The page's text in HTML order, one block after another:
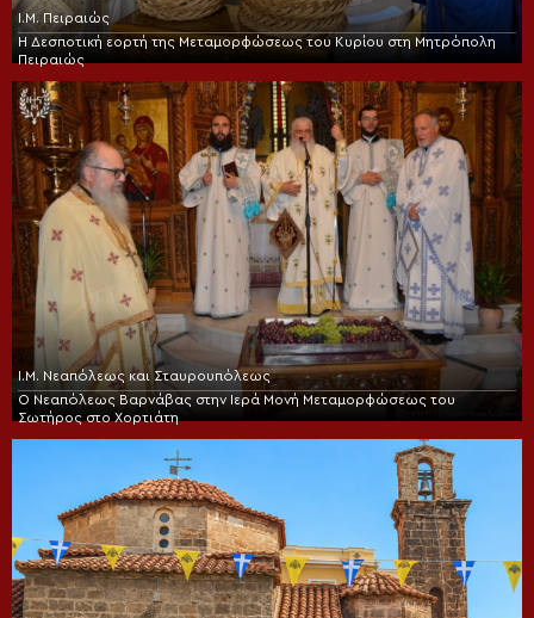
Ι.Μ. Πειραιώς
Η Δεσποτική εορτή της Μεταμορφώσεως του Κυρίου στη Μητρόπολη
Πειραιώς
Ι.Μ. Νεαπόλεως και Σταυρουπόλεως
Ο Νεαπόλεως Βαρνάβας στην Ιερά Μονή Μεταμορφώσεως του
Σωτήρος στο Χορτιάτη